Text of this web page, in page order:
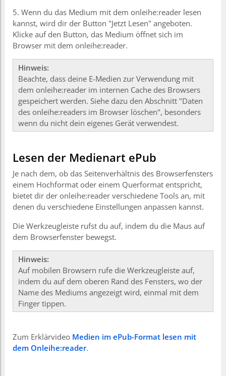
5. Wenn du das Medium mit dem onleihe:reader lesen
kannst, wird dir der Button "Jetzt Lesen" angeboten.
Klicke auf den Button, das Medium öffnet sich im
Browser mit dem onleihe:reader.
Hinweis:
Beachte, dass deine E-Medien zur Verwendung mit
dem onleihe:reader im internen Cache des Browsers
gespeichert werden. Siehe dazu den Abschnitt "Daten
des onleihe:readers im Browser löschen", besonders
wenn du nicht dein eigenes Gerät verwendest.
Lesen der Medienart ePub
Je nach dem, ob das Seitenverhältnis des Browserfensters
einem Hochformat oder einem Querformat entspricht,
bietet dir der onleihe:reader verschiedene Tools an, mit
denen du verschiedene Einstellungen anpassen kannst.
Die Werkzeugleiste rufst du auf, indem du die Maus auf
dem Browserfenster bewegst.
Hinweis:
Auf mobilen Browsern rufe die Werkzeugleiste auf,
indem du auf dem oberen Rand des Fensters, wo der
Name des Mediums angezeigt wird, einmal mit dem
Finger tippen.
Zum Erklärvideo Medien im ePub-Format lesen mit
dem Onleihe:reader.